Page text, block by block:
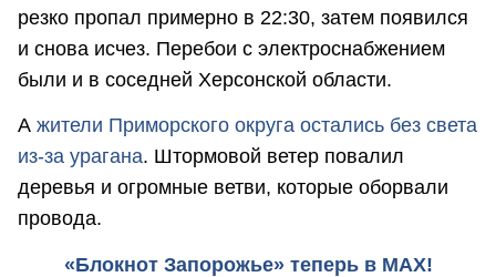
резко пропал примерно в 22:30, затем появился
и снова исчез. Перебои с электроснабжением
были и в соседней Херсонской области.
А жители Приморского округа остались без света
из-за урагана. Штормовой ветер повалил
деревья и огромные ветви, которые оборвали
провода.
«Блокнот Запорожье» теперь в MAX!